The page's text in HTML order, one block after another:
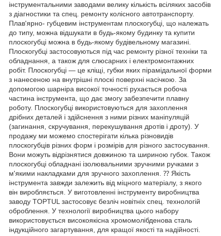
інструментальними заводами велику кількість всіляких засобів
з діагностики та спец. ремонту колісного автотранспорту.
Плав'ярно- губцевим інструментам плоскогубці, що належать
до типу, можна відшукати в будь-якому будинку та купити
плоскогубці можна в будь-якому будівельному магазині.
Плоскогубці застосовуються під час ремонту різної техніки та
обладнання, а також для слюсарних і електромонтажних
робіт. Плоскогубці — це кліщі, губки яких пірамідальної форми
з нанесеною на внутрішні плоскі поверхні насічкою. За
допомогою шарніра високої точності рухається робоча
частина інструмента, що дає змогу забезпечити плавну
роботу. Плоскогубці використовуються для захоплення
дрібних деталей і здійснення з ними різних маніпуляцій
(загинання, скручування, перекушування дротів і дроту). У
продажу ми можемо спостерігати кілька різновидів
плоскогубців різних форм і розмірів для різного застосування.
Вони можуть відрізнятися довжиною та шириною губок. Також
плоскогубці обладнані ізолювальними зручними ручками з
м'якими накладками для зручного захоплення. ⁇ Якість
інструмента завжди залежить від міцного матеріалу, з якого
він виробляється. У виготовленні інструменту виробництва
заводу TOPTUL застосовує безліч новітніх спец. технологій
оброблення. У технології виробництва цього набору
використовується високоякісна хромомолібденова сталь
індукційного загартування, для кращої якості та надійності.